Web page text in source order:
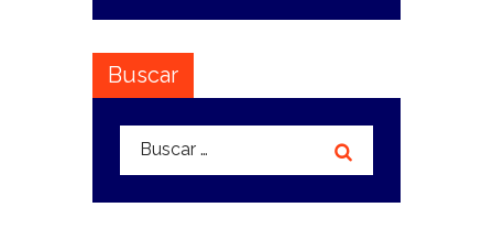
Buscar
Buscar: